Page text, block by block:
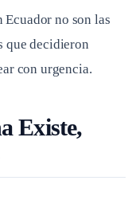
Ecuador no son las
que decidieron
con urgencia.
Existe,